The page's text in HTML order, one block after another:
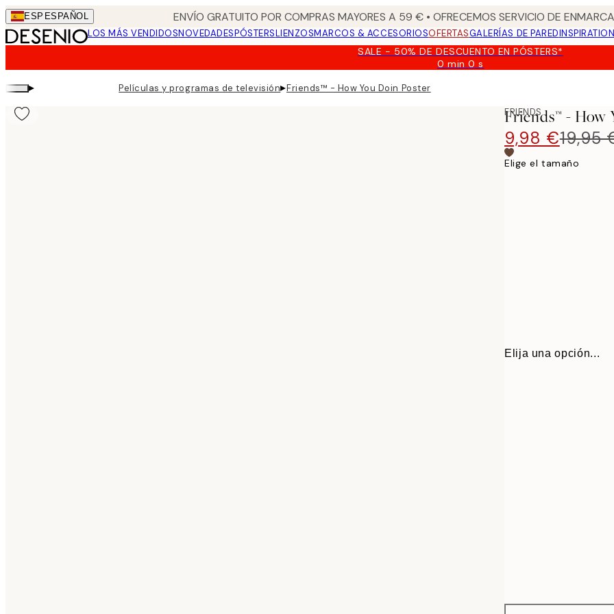
Skip
to
main
ESP ESPAÑOL ENVÍO GRATUITO POR COMPRAS MAYORES A 59 € • OFRECEMOS SERVICIO DE
LOS MÁS VENDIDOSNOVEDADESPÓSTERSLIENZOSMARCOS & ACCESORIOSOFERTASGALERÍAS DE PARED
SALE - 50% DE DESCUENTO EN PÓSTERS*
0 min0 s
Válido
▸ Películas y programas de televisión▸Friends™ - How You Doin Poster
FRIENDS
Friends™ - How
9,98 €19,95
Elige el tamaño
Elija una opción...